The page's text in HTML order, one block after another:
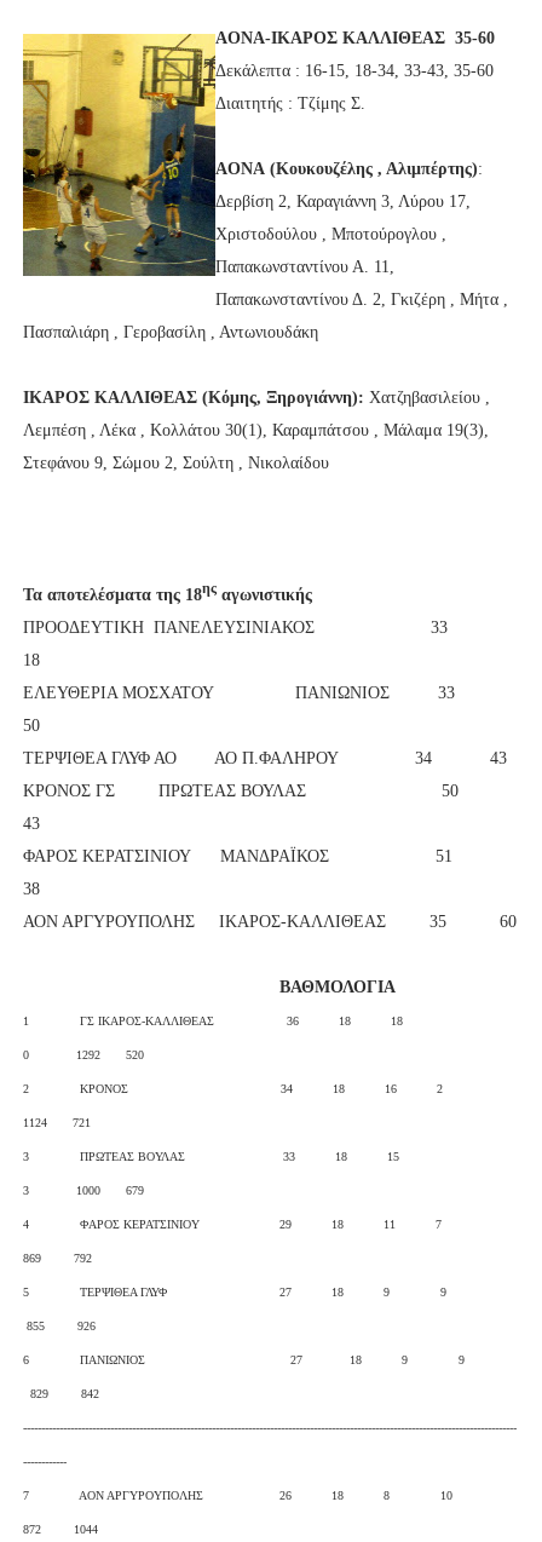
AONA-ΙΚΑΡΟΣ ΚΑΛΛΙΘΕΑΣ 35-60
Δεκάλεπτα : 16-15, 18-34, 33-43, 35-60
Διαιτητής : Τζίμης Σ.
AONA(Κουκουζέλης , Αλιμπέρτης):
Δερβίση 2, Καραγιάννη 3, Λύρου 17,
Χριστοδούλου , Μποτούρογλου ,
Παπακωνσταντίνου Α. 11,
Παπακωνσταντίνου Δ. 2, Γκιζέρη , Μήτα ,
Πασπαλιάρη , Γεροβασίλη , Αντωνιουδάκη
ΙΚΑΡΟΣ ΚΑΛΛΙΘΕΑΣ (Κόμης, Ξηρογιάννη): Χατζηβασιλείου ,
Λεμπέση , Λέκα , Κολλάτου 30(1), Καραμπάτσου , Μάλαμα 19(3),
Στεφάνου 9, Σώμου 2, Σούλτη , Νικολαίδου
Τα αποτελέσματα της 18ηςαγωνιστικής
ΠΡΟΟΔΕΥΤΙΚΗ ΠΑΝΕΛΕΥΣΙΝΙΑΚΟΣ 33
18
ΕΛΕΥΘΕΡΙΑ ΜΟΣΧΑΤΟΥ ΠΑΝΙΩΝΙΟΣ 33
50
ΤΕΡΨΙΘΕΑ ΓΛΥΦ ΑΟ ΑΟ Π.ΦΑΛΗΡΟΥ 34 43
ΚΡΟΝΟΣ ΓΣ ΠΡΩΤΕΑΣ ΒΟΥΛΑΣ 50
43
ΦΑΡΟΣ ΚΕΡΑΤΣΙΝΙΟΥ ΜΑΝΔΡΑΪΚΟΣ 51
38
ΑΟΝ ΑΡΓΥΡΟΥΠΟΛΗΣ ΙΚΑΡΟΣ-ΚΑΛΛΙΘΕΑΣ 35 60
ΒΑΘΜΟΛΟΓΙΑ
1 ΓΣ ΙΚΑΡΟΣ-ΚΑΛΛΙΘΕΑΣ 36 18 18
0 1292 520
2 ΚΡΟΝΟΣ 34 18 16 2
1124 721
3 ΠΡΩΤΕΑΣ ΒΟΥΛΑΣ 33 18 15
3 1000 679
4 ΦΑΡΟΣ ΚΕΡΑΤΣΙΝΙΟΥ 29 18 11 7
869 792
5 ΤΕΡΨΙΘΕΑ ΓΛΥΦ 27 18 9 9
855 926
6 ΠΑΝΙΩΝΙΟΣ 27 18 9 9
829 842
----------------------------------------------------------------------------------------------------------------------------------------
------------
7 ΑΟΝ ΑΡΓΥΡΟΥΠΟΛΗΣ 26 18 8 10
872 1044